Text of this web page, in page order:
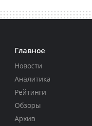
Главное
Новости
Аналитика
Рейтинги
Обзоры
Архив